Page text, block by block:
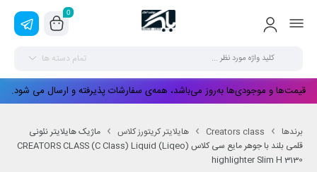
0
تمام دسته ها
قیمت‌ها و موجودی‌ها به‌روز می‌باشد، همه‌ی سفارشات پذیرفته و ارسال می شود.
برندها Creators class هایلایتر کریتورز کلاس
ماژیک هایلایتر نئونی
قلمی بلند با جوهر مایع سی کلاس CREATORS CLASS (C Class) Liquid (Liqeo)
highlighter Slim H 3130